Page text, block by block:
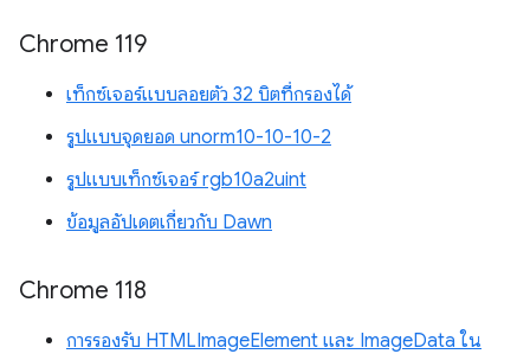
Chrome 119
เท็กซ์เจอร์แบบลอยตัว 32 บิตที่กรองได้
รูปแบบจุดยอด unorm10-10-10-2
รูปแบบเท็กซ์เจอร์ rgb10a2uint
ข้อมูลอัปเดตเกี่ยวกับ Dawn
Chrome 118
การรองรับ HTMLImageElement และ ImageData ใน